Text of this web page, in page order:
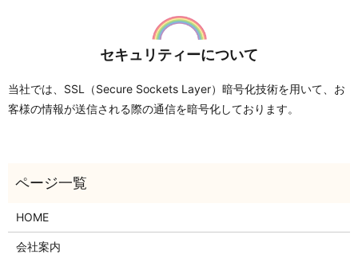
セキュリティーについて
当社では、SSL（Secure Sockets Layer）暗号化技術を用いて、お
客様の情報が送信される際の通信を暗号化しております。
HOME
会社案内